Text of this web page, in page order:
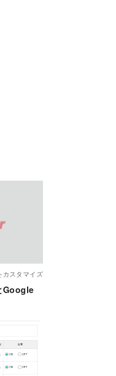
カスタマイズ
Google